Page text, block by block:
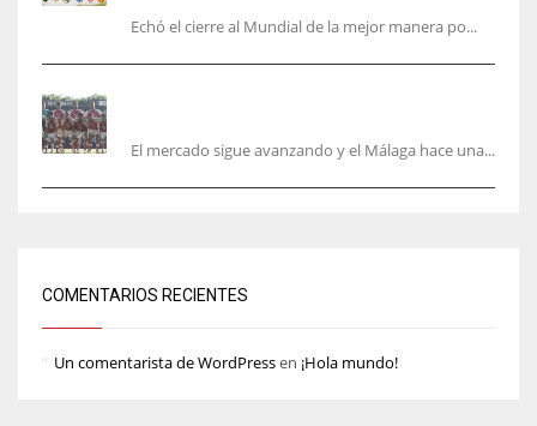
Echó el cierre al Mundial de la mejor manera po...
El mercado sigue avanzando y el Málaga hace una...
COMENTARIOS RECIENTES
Un comentarista de WordPressen ¡Hola mundo!